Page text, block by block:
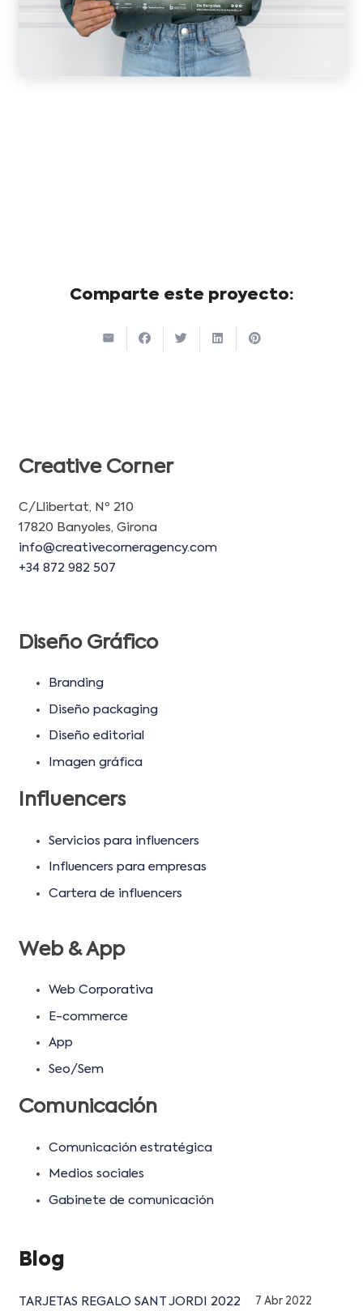
Comparte este proyecto:
Creative Corner
C/Llibertat, Nº 210
17820 Banyoles, Girona
info@creativecorneragency.com
+34 872 982 507
Diseño Gráfico
Branding
Diseño packaging
Diseño editorial
Imagen gráfica
Influencers
Servicios para influencers
Influencers para empresas
Cartera de influencers
Web & App
Web Corporativa
E-commerce
App
Seo/Sem
Comunicación
Comunicación estratégica
Medios sociales
Gabinete de comunicación
Blog
TARJETAS REGALO SANT JORDI 2022 7 Abr 2022